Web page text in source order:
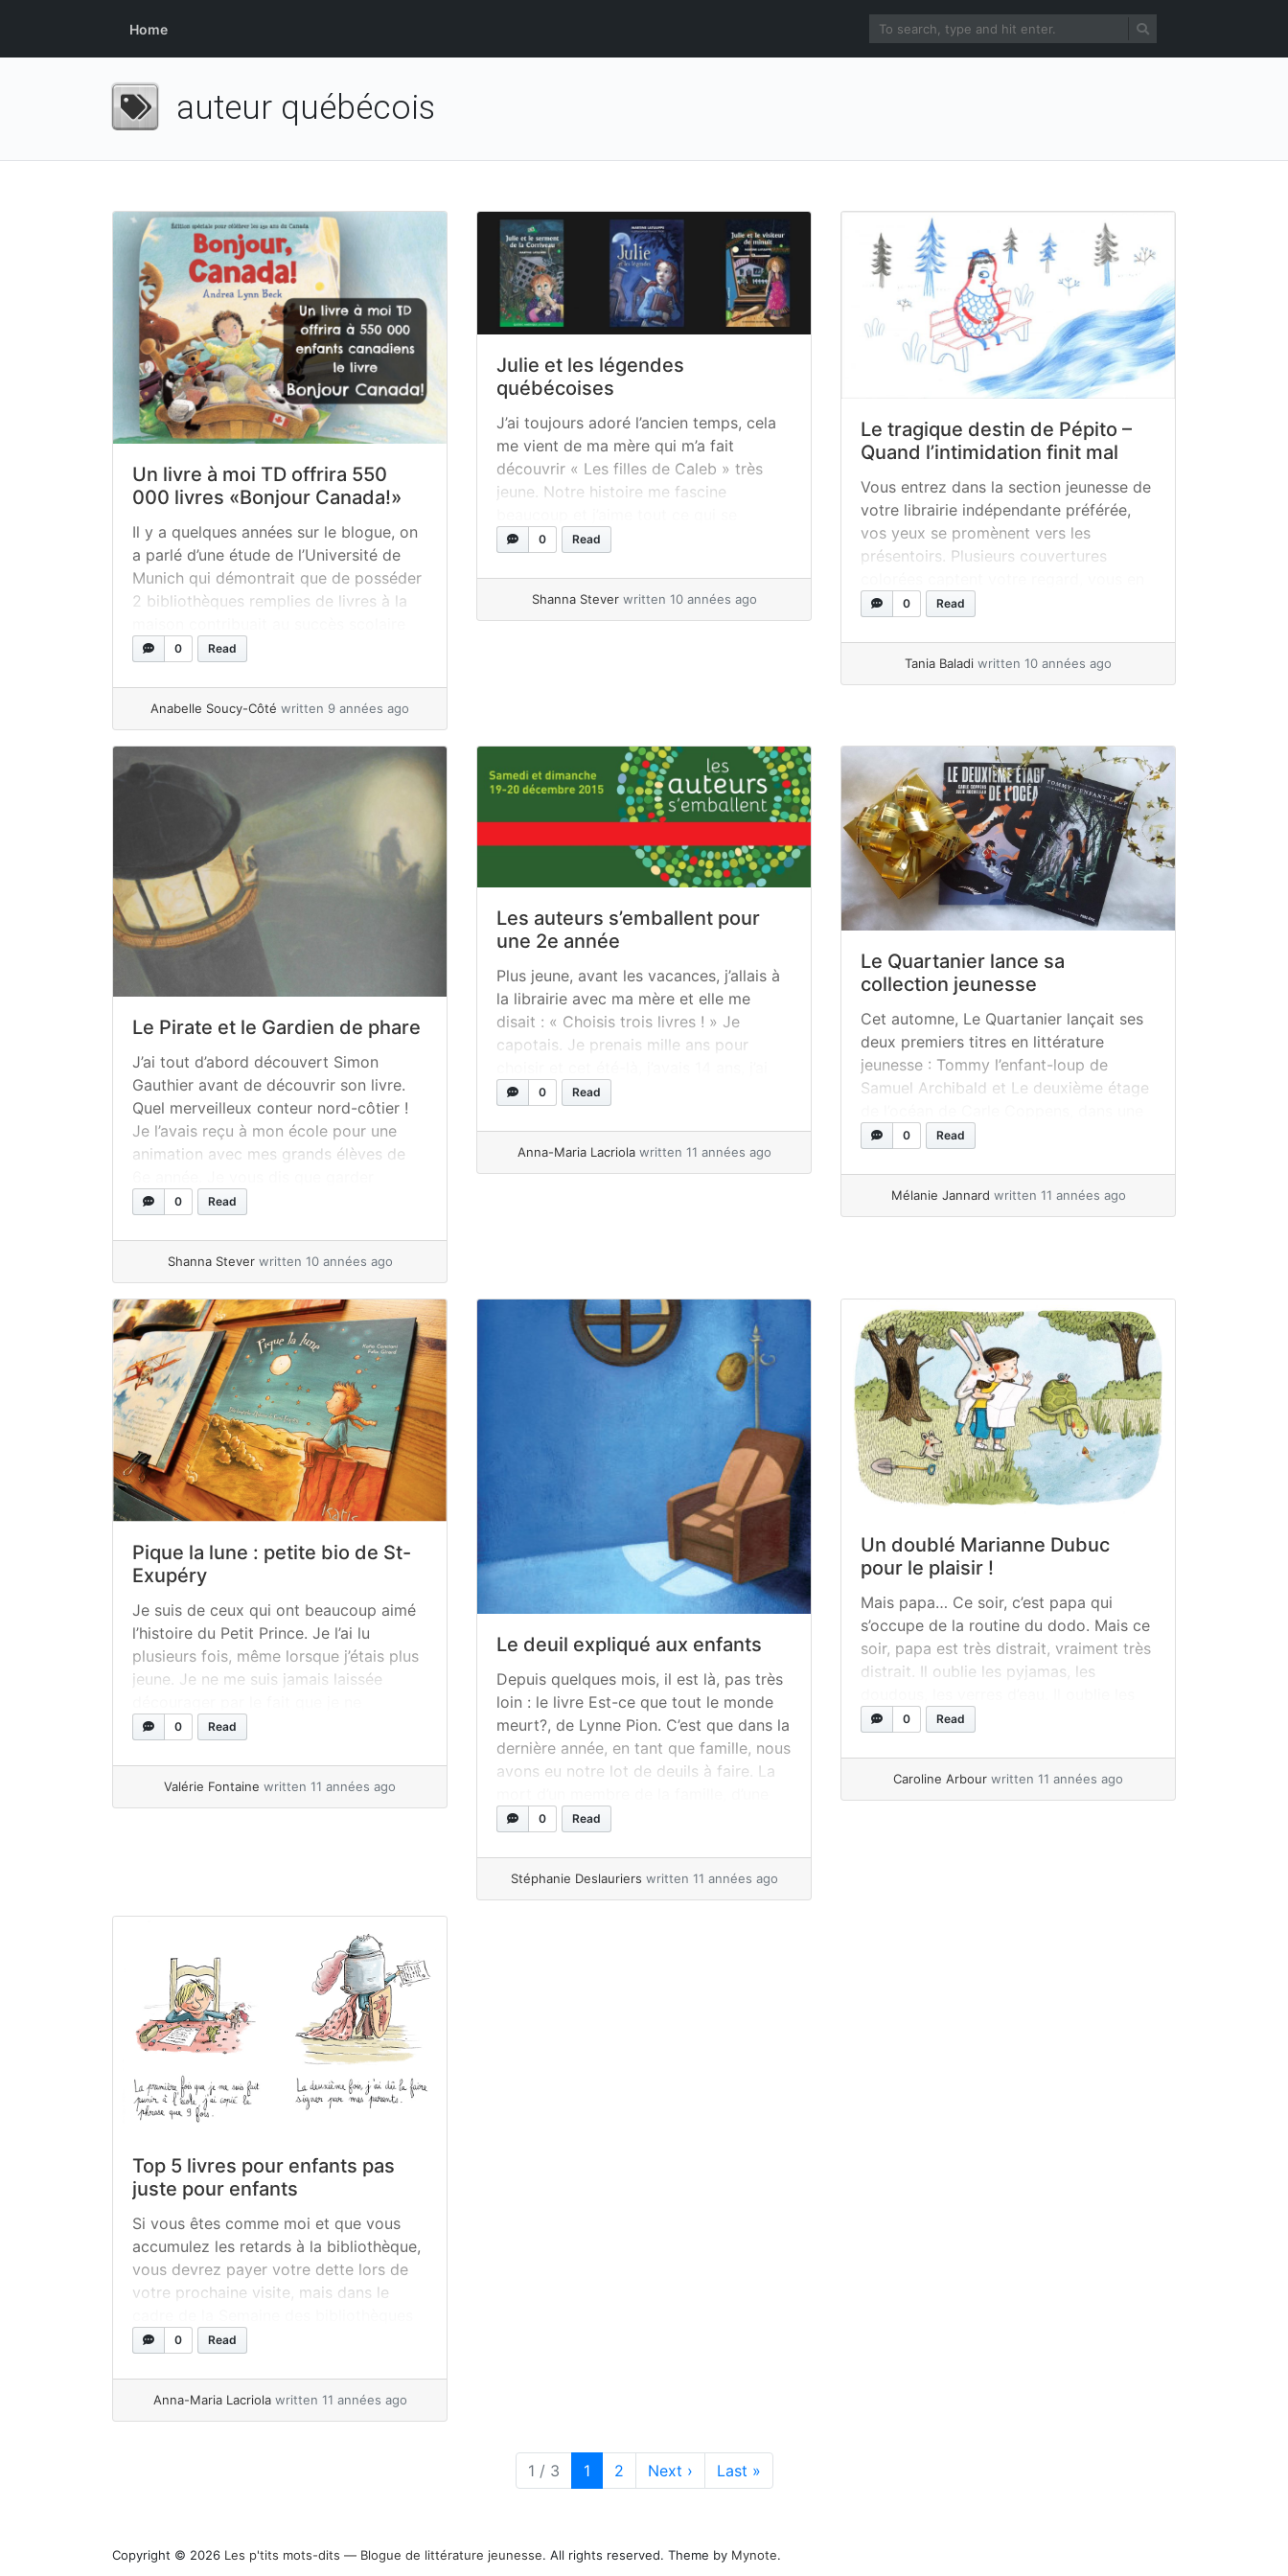
Home
auteur québécois
Un livre à moi TD offrira 550
000 livres «Bonjour Canada!»
Il y a quelques années sur le blogue, on
a parlé d’une étude de l’Université de
Munich qui démontrait que de posséder
2 bibliothèques remplies de livres à la
des enfants. [Lisez le billet complet ICI]
fréquentent les bibliothèques publiques
chaque semaine,... »read more
0 Read
Anabelle Soucy-Côté written 9 années ago
Julie et les légendes
québécoises
J’ai toujours adoré l’ancien temps, cela
me vient de ma mère qui m’a fait
découvrir « Les filles de Caleb » très
jeune. Notre histoire me fascine
rattache à notre folklore et nos
savoir que mon thème préféré en classe
est celui des... » read more
0 Read
Shanna Stever written 10 années ago
Le tragique destin de Pépito –
Quand l’intimidation finit mal
Vous entrez dans la section jeunesse de
votre librairie indépendante préférée,
vos yeux se promènent vers les
présentoirs. Plusieurs couvertures
feuilletez quelques-uns au hasard : des
histoires d’aventures, des histoires
fantastiques, des livres avec des
0 Read
Tania Baladi written 10 années ago
Le Pirate et le Gardien de phare
J’ai tout d’abord découvert Simon
Gauthier avant de découvrir son livre.
Quel merveilleux conteur nord-côtier !
Je l’avais reçu à mon école pour une
animation avec mes grands élèves de
l’intérêt de trois classes de préados
Gauthier y est arrivé avec... »read more
0 Read
Shanna Stever written 10 années ago
Les auteurs s’emballent pour
une 2e année
Plus jeune, avant les vacances, j’allais à
la librairie avec ma mère et elle me
disait : « Choisis trois livres ! » Je
capotais. Je prenais mille ans pour
choisi La lumière blanche d’Anique
non stop, au soleil... »read more
0 Read
Anna-Maria Lacriola written 11 années ago
Le Quartanier lance sa
collection jeunesse
Cet automne, Le Quartanier lançait ses
deux premiers titres en littérature
jeunesse : Tommy l’enfant-loup de
Samuel Archibald et Le deuxième étage
collection nommée Porc-épic. Tous
illustratrice Julie Rocheleau. J’avoue
avoir été particulièrement intriguée dès
0 Read
Mélanie Jannard written 11 années ago
Pique la lune : petite bio de St-
Exupéry
Je suis de ceux qui ont beaucoup aimé
l’histoire du Petit Prince. Je l’ai lu
plusieurs fois, même lorsque j’étais plus
jeune. Je ne me suis jamais laissée
comprenais pas tout du premier coup.
une berceuse, une lecture douceur. Elle
est... »read more
0 Read
Valérie Fontaine written 11 années ago
Le deuil expliqué aux enfants
Depuis quelques mois, il est là, pas très
loin : le livre Est-ce que tout le monde
meurt?, de Lynne Pion. C’est que dans la
dernière année, en tant que famille, nous
avons eu notre lot de deuils à faire. La
amie puis, d’un petit bébé que nous
0 Read
Stéphanie Deslauriers written 11 années ago
Un doublé Marianne Dubuc
pour le plaisir !
Mais papa… Ce soir, c’est papa qui
s’occupe de la routine du dodo. Mais ce
soir, papa est très distrait, vraiment très
distrait. Il oublie les pyjamas, les
murs, le lit et jusqu’à la lune ! Chaque
ont besoin et... »read more
0 Read
Caroline Arbour written 11 années ago
Top 5 livres pour enfants pas
juste pour enfants
Si vous êtes comme moi et que vous
accumulez les retards à la bibliothèque,
vous devrez payer votre dette lors de
votre prochaine visite, mais dans le
publiques qui a lieu du 17 octobre au 24
développé par l’arrondissement
Rosemont-Petite Patrie en 2013 « Lire,...
0 Read
Anna-Maria Lacriola written 11 années ago
1 / 3 Current Page
1 Page
2 Next › Last »
Copyright © 2026 Les p'tits mots-dits ― Blogue de littérature jeunesse. All rights reserved. Theme by Mynote.